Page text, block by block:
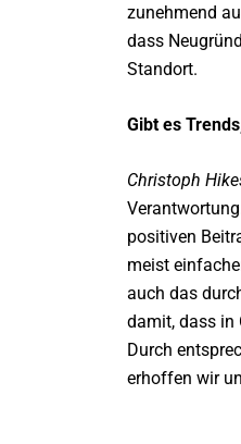
zunehmend
dass
Standort.
Gibt es
Christoph
positiven
meist
auch das
damit, dass in
Durch
erhoffen wir